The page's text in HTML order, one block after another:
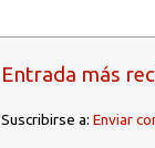
Entrada más
Suscribirse a: Enviar